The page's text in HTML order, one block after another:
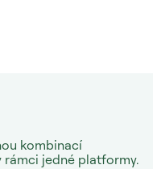
kombinací
jedné platformy.